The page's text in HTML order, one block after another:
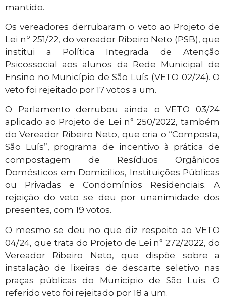
mantido.
Os vereadores derrubaram o veto ao Projeto de
Lei nº 251/22, do vereador Ribeiro Neto (PSB), que
institui a Política Integrada de Atenção
Psicossocial aos alunos da Rede Municipal de
Ensino no Município de São Luís (VETO 02/24). O
veto foi rejeitado por 17 votos a um.
O Parlamento derrubou ainda o VETO 03/24
aplicado ao Projeto de Lei n° 250/2022, também
do Vereador Ribeiro Neto, que cria o “Composta,
São Luís”, programa de incentivo à prática de
compostagem de Resíduos Orgânicos
Domésticos em Domicílios, Instituições Públicas
ou Privadas e Condomínios Residenciais. A
rejeição do veto se deu por unanimidade dos
presentes, com 19 votos.
O mesmo se deu no que diz respeito ao VETO
04/24, que trata do Projeto de Lei n° 272/2022, do
Vereador Ribeiro Neto, que dispõe sobre a
instalação de lixeiras de descarte seletivo nas
praças públicas do Município de São Luís. O
referido veto foi rejeitado por 18 a um.